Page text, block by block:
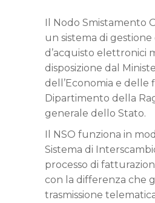
Il Nodo Smistamento
un sistema di
d’acquisto elettronici
disposizione dal
dell’Economia e delle
Dipartimento della
generale dello Stato.
Il NSO funziona in
Sistema di
processo di
con la differenza che
trasmissione